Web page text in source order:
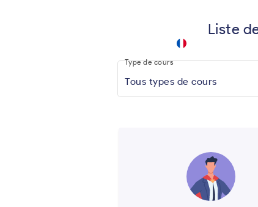
Liste
Tous types de cours
Type de cours